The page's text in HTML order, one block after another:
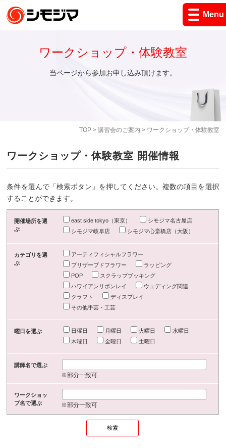
Menu
TOP> 講習会のご案内 > ワークショップ・体験教室
ワークショップ・体験教室
当ページから参加お申し込み頂けます。
ワークショップ・体験教室 開催情報
条件を選んで「検索ボタン」を押してください。複数の項目を選択
することができます。
開催場所を選
ぶ
east side tokyo（東京）
シモジマ名古屋店
シモジマ岐阜店
シモジマ心斎橋店（大阪）
カテゴリを選
ぶ
アーティフィシャルフラワー
プリザーブドフラワー
ラッピング
POP
スクラップブッキング
ハワイアンリボンレイ
ウェディング関連
クラフト
ディスプレイ
その他手芸・工芸
曜日を選ぶ 日曜日 月曜日 火曜日
水曜日
木曜日
金曜日 土曜日
講師名で選ぶ
※部分一致可
ワークショッ
プ名で選ぶ
※部分一致可